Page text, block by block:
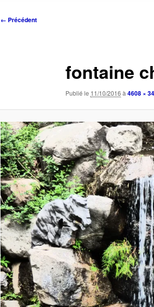
Navigation
← Précédent
fontaine
Publié le 11/10/2016 à 4608 ×